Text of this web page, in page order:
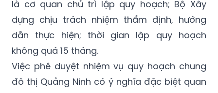
nhìn đến năm 2075.
Về tổ chức thực hiện, UBND tỉnh Quảng Ninh
là cơ quan chủ trì lập quy hoạch; Bộ Xây
dựng chịu trách nhiệm thẩm định, hướng
dẫn thực hiện; thời gian lập quy hoạch
không quá 15 tháng.